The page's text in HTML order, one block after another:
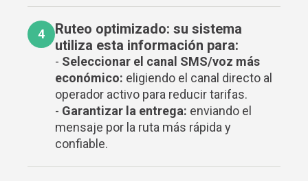
4
Ruteo optimizado: su sistema
utiliza esta información para:
- Seleccionar el canal SMS/voz más
económico: eligiendo el canal directo al
operador activo para reducir tarifas.
- Garantizar la entrega: enviando el
mensaje por la ruta más rápida y
confiable.